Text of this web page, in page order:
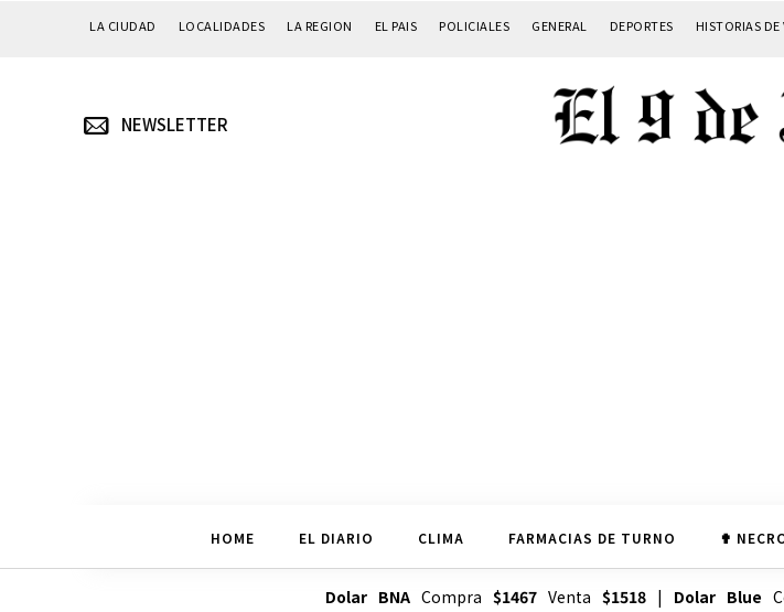
LA CIUDAD LOCALIDADES LA REGION EL PAIS POLICIALES GENERAL DEPORTES HISTORIAS DE
NEWSLETTER
HOME EL DIARIO CLIMA FARMACIAS DE TURNO ✟
Dolar BNACompra $1467Venta $1518| Dolar Blue